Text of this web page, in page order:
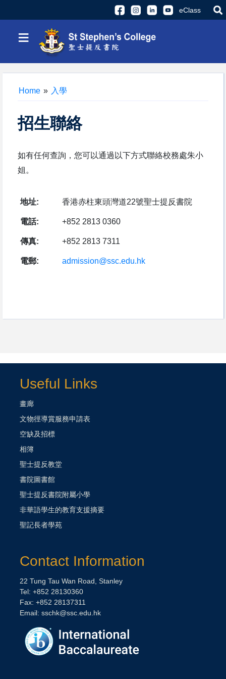
eClass
≡
Home » 入學
招生聯絡
如有任何查詢，您可以通過以下方式聯絡校務處朱小
姐。
地址: 香港赤柱東頭灣道22號聖士提反書院
電話: +852 2813 0360
傳真: +852 2813 7311
電郵: admission@ssc.edu.hk
Useful Links
畫廊
文物徑導賞服務申請表
空缺及招標
相簿
聖士提反教堂
書院圖書館
聖士提反書院附屬小學
非華語學生的教育支援摘要
聖記長者學苑
Contact Information
22 Tung Tau Wan Road, Stanley
Tel: +852 28130360
Fax: +852 28137311
Email: sschk@ssc.edu.hk